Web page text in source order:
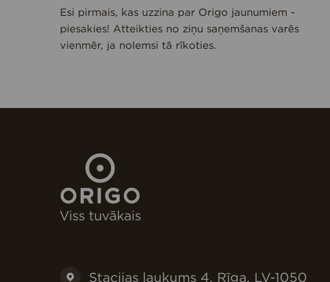
Esi pirmais, kas uzzina par Origo jaunumiem -
piesakies! Atteikties no ziņu saņemšanas varēs
vienmēr, ja nolemsi tā rīkoties.
Stacijas laukums 4, Rīga, LV-1050